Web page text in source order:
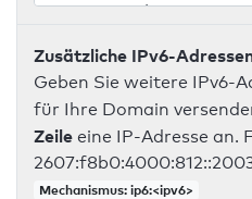
Zusätzliche IPv6-
Geben Sie weitere IPv6-
für Ihre Domain
Zeile eine IP-Adresse an.
Mechanismus: ip6:<ipv6>